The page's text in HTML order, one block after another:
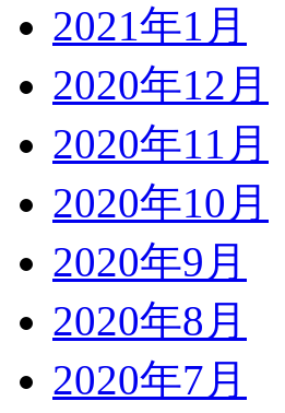
2021年1月
2020年12月
2020年11月
2020年10月
2020年9月
2020年8月
2020年7月